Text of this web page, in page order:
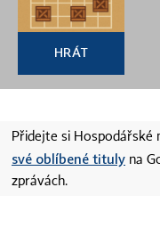
HRÁT
Přidejte si Hospodářské
své oblíbené tituly na
zprávách.